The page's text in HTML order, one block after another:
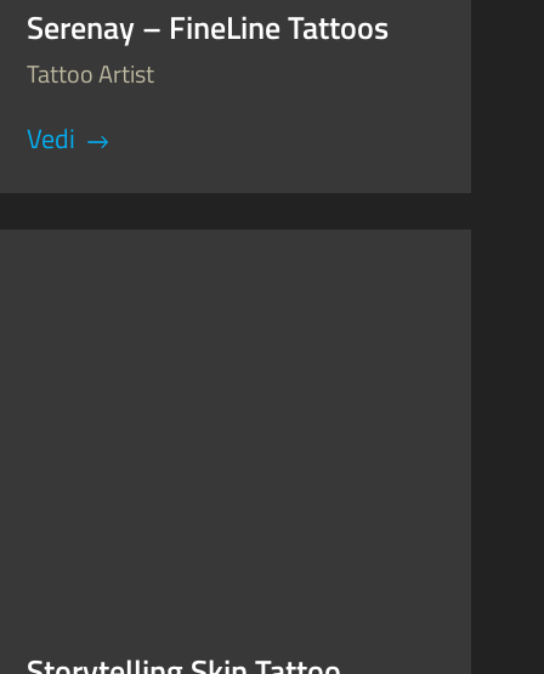
Serenay – FineLine Tattoos
Tattoo Artist
Vedi